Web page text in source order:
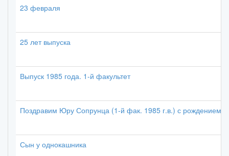
23 февраля
25 лет выпуска
Выпуск 1985 года. 1-й факультет
Поздравим Юру Сопрунца (1-й фак. 1985 г.в.) с рождением
Сын у однокашника